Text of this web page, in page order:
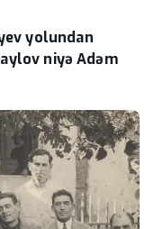
yolundan
niyə Adəm